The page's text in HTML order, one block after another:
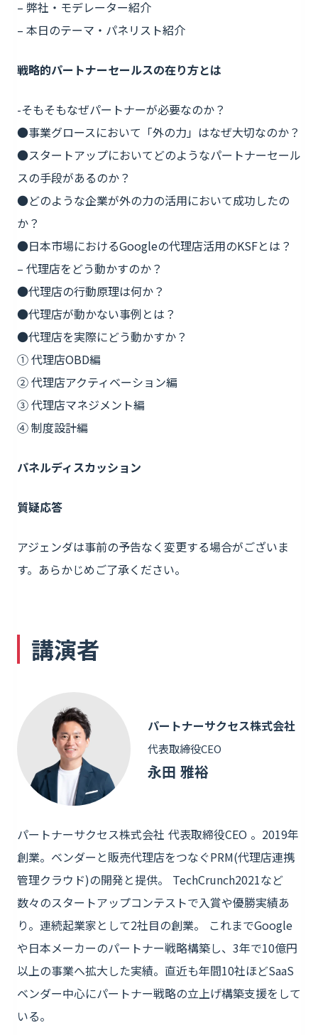
– 弊社・モデレーター紹介
– 本日のテーマ・パネリスト紹介
戦略的パートナーセールスの在り方とは
-そもそもなぜパートナーが必要なのか？
●事業グロースにおいて「外の力」はなぜ大切なのか？
●スタートアップにおいてどのようなパートナーセール
スの手段があるのか？
●どのような企業が外の力の活用において成功したの
か？
●日本市場におけるGoogleの代理店活用のKSFとは？
– 代理店をどう動かすのか？
●代理店の行動原理は何か？
●代理店が動かない事例とは？
●代理店を実際にどう動かすか？
① 代理店OBD編
② 代理店アクティベーション編
③ 代理店マネジメント編
④ 制度設計編
パネルディスカッション
質疑応答
アジェンダは事前の予告なく変更する場合がございま
す。あらかじめご了承ください。
講演者
パートナーサクセス株式会社
代表取締役CEO
永田 雅裕
パートナーサクセス株式会社 代表取締役CEO 。2019年
創業。ベンダーと販売代理店をつなぐPRM(代理店連携
管理クラウド)の開発と提供。 TechCrunch2021など
数々のスタートアップコンテストで入賞や優勝実績あ
り。連続起業家として2社目の創業。 これまでGoogle
や日本メーカーのパートナー戦略構築し、3年で10億円
以上の事業へ拡大した実績。直近も年間10社ほどSaaS
ベンダー中心にパートナー戦略の立上げ構築支援をして
いる。